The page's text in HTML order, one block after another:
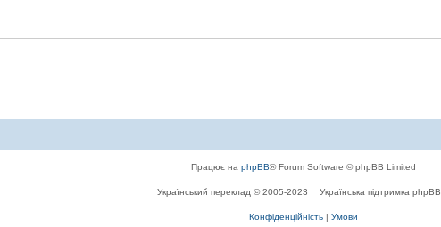
Працює на phpBB® Forum Software © phpBB Limited
Український переклад © 2005-2023 Українська підтримка phpBB
Конфіденційність | Умови